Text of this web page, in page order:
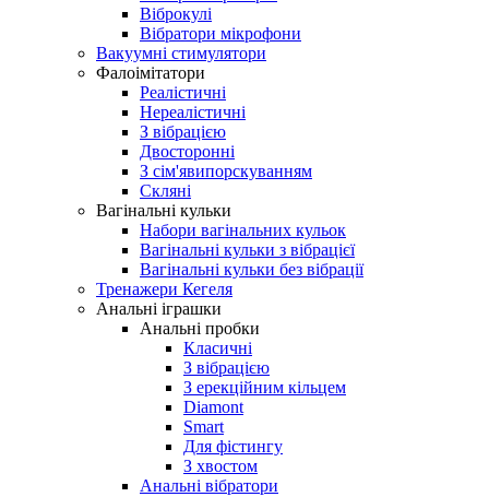
Віброкулі
Вібратори мікрофони
Вакуумні стимулятори
Фалоімітатори
Реалістичні
Нереалістичні
З вібрацією
Двосторонні
З сім'явипорскуванням
Скляні
Вагінальні кульки
Набори вагінальних кульок
Вагінальні кульки з вібрацієї
Вагінальні кульки без вібрації
Тренажери Кегеля
Анальні іграшки
Анальні пробки
Класичні
З вібрацією
З ерекційним кільцем
Diamont
Smart
Для фістингу
З хвостом
Анальні вібратори